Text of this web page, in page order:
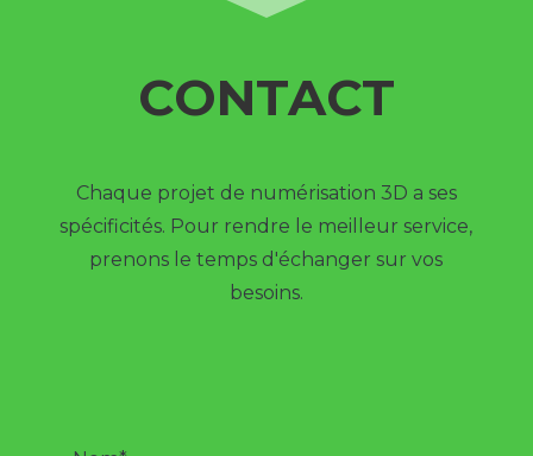
CONTACT
Chaque projet de numérisation 3D a ses
spécificités. Pour rendre le meilleur service,
prenons le temps d'échanger sur vos
besoins.